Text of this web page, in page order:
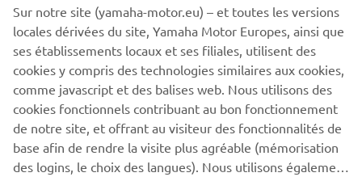
never be used for commercial or non-commercial
purposes without the explicit written consent of Yamaha
Motor Europe N.V. and/or Yamaha Motor Co., Ltd.
Always ride in a safe manner and obey all local road laws.
Sur notre site (yamaha-motor.eu) – et toutes les versions
locales dérivées du site, Yamaha Motor Europes, ainsi que
ses établissements locaux et ses filiales, utilisent des
cookies y compris des technologies similaires aux cookies,
comme javascript et des balises web. Nous utilisons des
cookies fonctionnels contribuant au bon fonctionnement
de notre site, et offrant au visiteur des fonctionnalités de
base afin de rendre la visite plus agréable (mémorisation
des logins, le choix des langues). Nous utilisons également